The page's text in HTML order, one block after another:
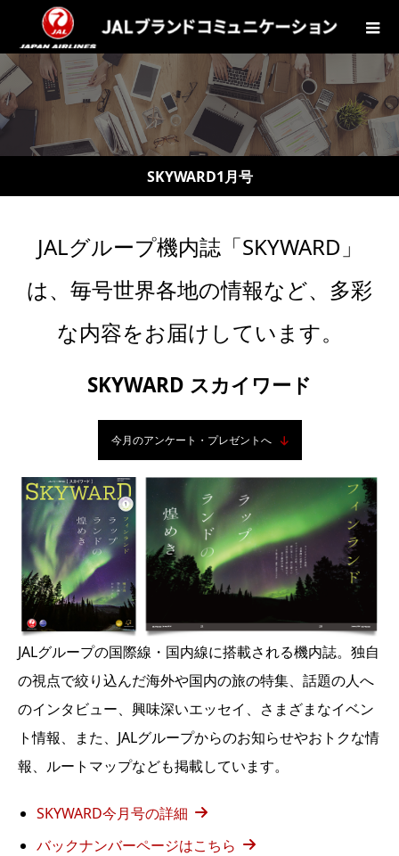
SKYWARD1月号
JALグループ機内誌「SKYWARD」
は、毎号世界各地の情報など、多彩
な内容をお届けしています。
SKYWARD スカイワード
今月のアンケート・プレゼントへ
JALグループの国際線・国内線に搭載される機内誌。独自
の視点で絞り込んだ海外や国内の旅の特集、話題の人へ
のインタビュー、興味深いエッセイ、さまざまなイベン
ト情報、また、JALグループからのお知らせやおトクな情
報、ルートマップなども掲載しています。
SKYWARD今月号の詳細
バックナンバーページはこちら